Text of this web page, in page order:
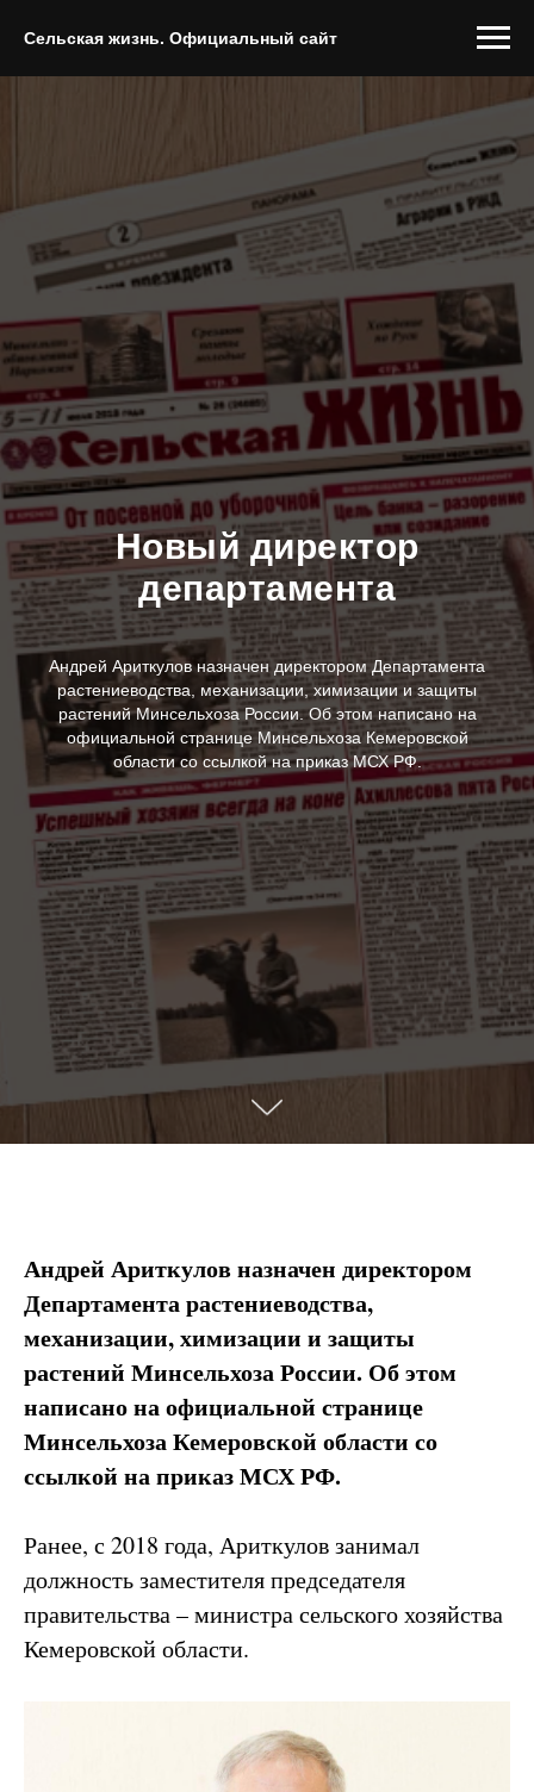
Сельская жизнь. Официальный сайт
Новый директор
департамента
Андрей Ариткулов назначен директором Департамента
растениеводства, механизации, химизации и защиты
растений Минсельхоза России. Об этом написано на
официальной странице Минсельхоза Кемеровской
области со ссылкой на приказ МСХ РФ.
Андрей Ариткулов назначен директором
Департамента растениеводства,
механизации, химизации и защиты
растений Минсельхоза России. Об этом
написано на официальной странице
Минсельхоза Кемеровской области со
ссылкой на приказ МСХ РФ.
Ранее, с 2018 года, Ариткулов занимал
должность заместителя председателя
правительства – министра сельского хозяйства
Кемеровской области.